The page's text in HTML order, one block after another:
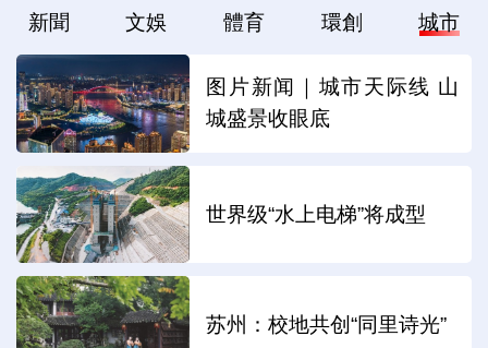
新聞 文娛 體育 環創 城市
图片新闻｜城市天际线 山
城盛景收眼底
世界级“水上电梯”将成型
苏州：校地共创“同里诗光”